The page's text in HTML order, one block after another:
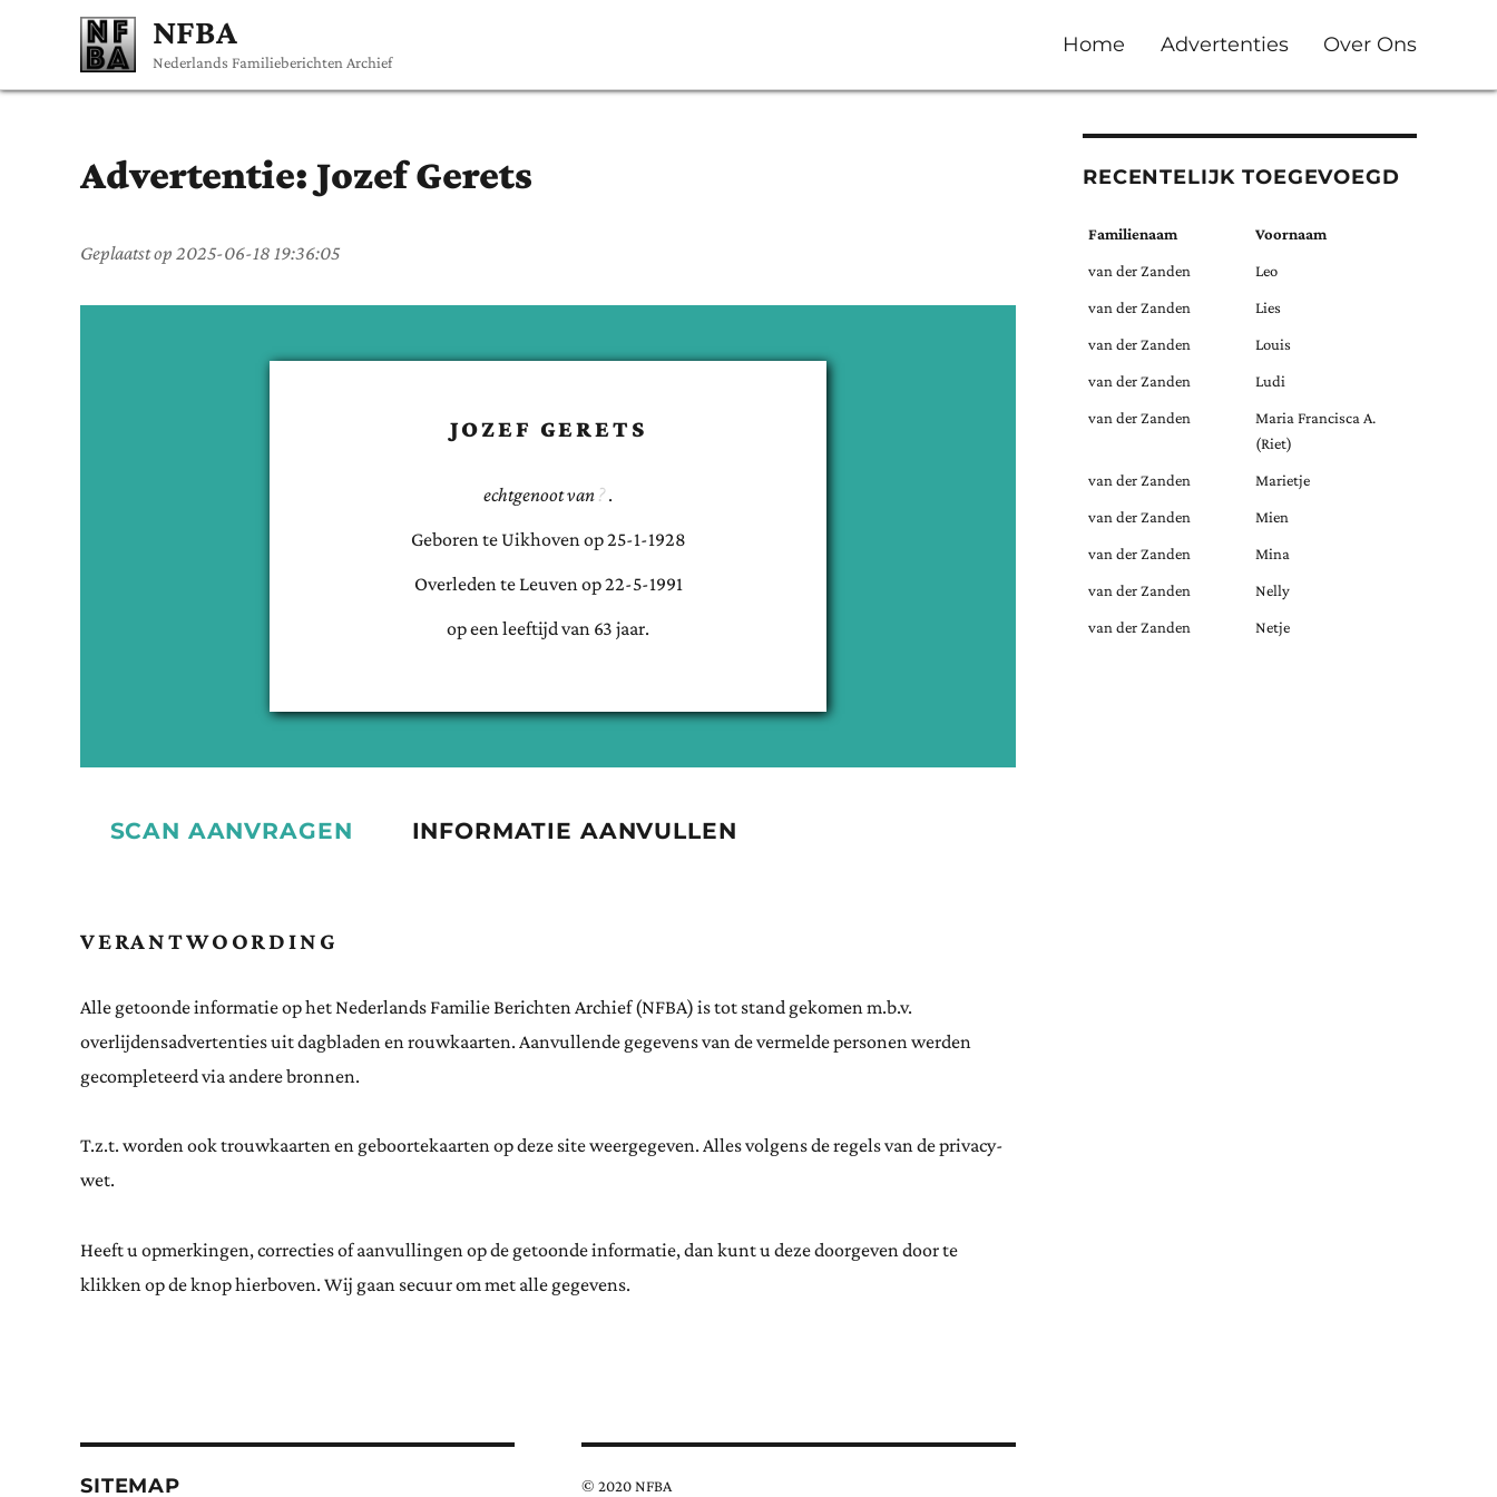
NFBA
Nederlands Familieberichten Archief
Home Advertenties Over Ons
Advertentie: JozefGerets
Geplaatst op 2025-06-18 19:36:05
JOZEF GERETS
echtgenoot van
.
Geboren te Uikhoven op25-1-1928
Overleden te Leuven op22-5-1991
op een leeftijd van 63 jaar.
SCAN AANVRAGEN INFORMATIE AANVULLEN
VERANTWOORDING
Alle getoonde informatie op het Nederlands Familie Berichten Archief (NFBA) is tot stand gekomen m.b.v.
overlijdensadvertenties uit dagbladen en rouwkaarten. Aanvullende gegevens van de vermelde personen werden
gecompleteerd via andere bronnen.
T.z.t. worden ook trouwkaarten en geboortekaarten op deze site weergegeven. Alles volgens de regels van de privacy-
wet.
Heeft u opmerkingen, correcties of aanvullingen op de getoonde informatie, dan kunt u deze doorgeven door te
klikken op de knop hierboven. Wij gaan secuur om met alle gegevens.
SITEMAP © 2020 NFBA
RECENTELIJK TOEGEVOEGD
Familienaam Voornaam
van der Zanden Leo
van der Zanden Lies
van der Zanden Louis
van der Zanden Ludi
van der Zanden
Maria Francisca A.
(Riet)
van der Zanden Marietje
van der Zanden Mien
van der Zanden Mina
van der Zanden Nelly
van der Zanden Netje